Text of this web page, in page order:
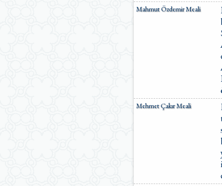
Mahmut Özdemir Meali
Mehmet Çakır Meali